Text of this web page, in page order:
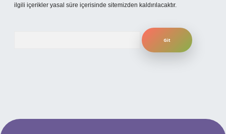
ilgili içerikler yasal süre içerisinde sitemizden kaldırılacaktır.
adresi